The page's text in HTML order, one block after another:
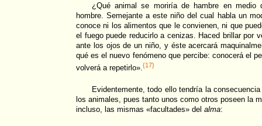
¿Qué animal se moriría de hambre en
hombre. Semejante a este niño del cual habla un
conoce ni los alimentos que le convienen, ni que
el fuego puede reducirlo a cenizas. Haced brillar por
ante los ojos de un niño, y éste acercará
qué es el nuevo fenómeno que percibe: conocerá el
volverá a repetirlo».{17}
Evidentemente, todo ello tendría la
los animales, pues tanto unos como otros poseen la
incluso, las mismas «facultades» del alma: